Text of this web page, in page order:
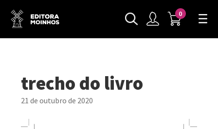
0
trecho do livro
21 de outubro de 2020